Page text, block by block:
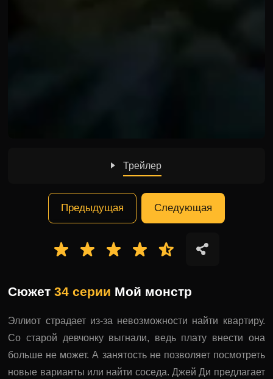
Трейлер
Предыдущая Следующая
Сюжет34 серии Мой монстр
Эллиот страдает из-за невозможности найти квартиру.
Со старой девчонку выгнали, ведь плату внести она
больше не может. А занятость не позволяет посмотреть
новые варианты или найти соседа. Джей Ди предлагает